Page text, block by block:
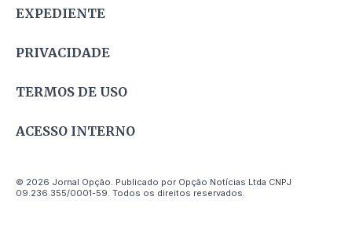
EXPEDIENTE
PRIVACIDADE
TERMOS DE USO
ACESSO INTERNO
© 2026 Jornal Opção. Publicado por Opção Notícias Ltda CNPJ
09.236.355/0001-59. Todos os direitos reservados.